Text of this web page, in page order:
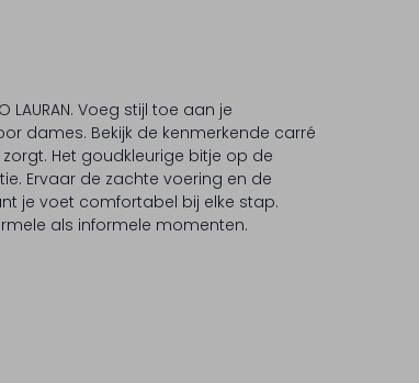
LAURAN. Voeg stijl toe aan je
dames. Bekijk de kenmerkende carré
Het goudkleurige bitje op de
Ervaar de zachte voering en de
je voet comfortabel bij elke stap.
als informele momenten.